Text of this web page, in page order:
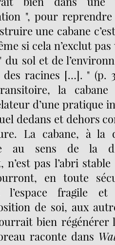
", pour
une cabane
si cela n’exclut
du sol et de
racines […]. " (p.
la
d’une pratique
dedans et dehors
La cabane, à la
au sens de la
n’est pas l’abri
en toute
l’espace fragile et
de soi, aux
bien régénérer
raconte dans